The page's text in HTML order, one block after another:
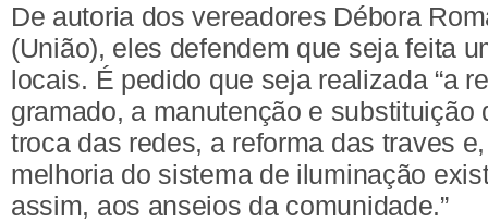
De autoria dos vereadores Débora
(União), eles defendem que seja feita
locais. É pedido que seja realizada “a
gramado, a manutenção e substituição
troca das redes, a reforma das traves
melhoria do sistema de iluminação
assim, aos anseios da comunidade.”